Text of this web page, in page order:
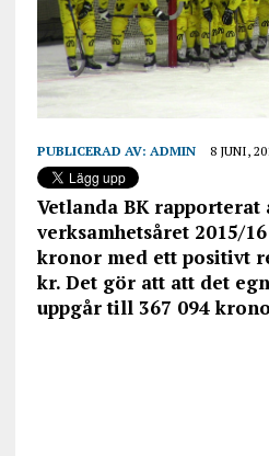
PUBLICERAD AV: ADMIN 8 JUNI,
Vetlanda BK rapporterat
verksamhetsåret 2015/
kronor med ett positivt
kr. Det gör att att det
uppgår till 367 094